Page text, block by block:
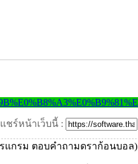
แชร์หน้าเว็บนี้ :